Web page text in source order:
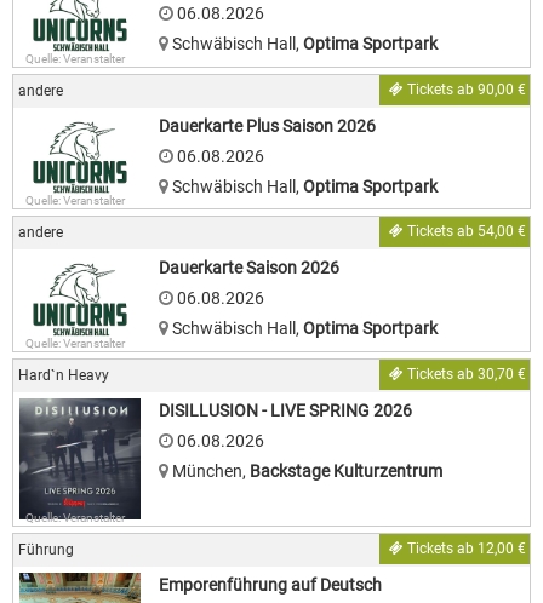
Quelle: Veranstalter
06.08.2026
Schwäbisch Hall , Optima Sportpark
andere Tickets ab 90,00 €
Quelle: Veranstalter
Dauerkarte Plus Saison 2026
06.08.2026
Schwäbisch Hall, Optima Sportpark
andere Tickets ab 54,00 €
Quelle: Veranstalter
Dauerkarte Saison 2026
06.08.2026
Schwäbisch Hall , Optima Sportpark
Hard`n Heavy Tickets ab 30,70 €
Quelle: Veranstalter
DISILLUSION - LIVE SPRING 2026
06.08.2026
München, Backstage Kulturzentrum
Führung Tickets ab 12,00 €
Emporenführung auf Deutsch